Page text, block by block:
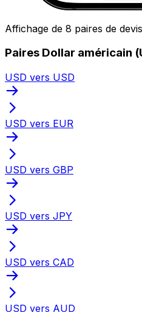
Affichage de 8 paires de
Paires Dollar américain
USD vers USD
USD vers EUR
USD vers GBP
USD vers JPY
USD vers CAD
USD vers AUD